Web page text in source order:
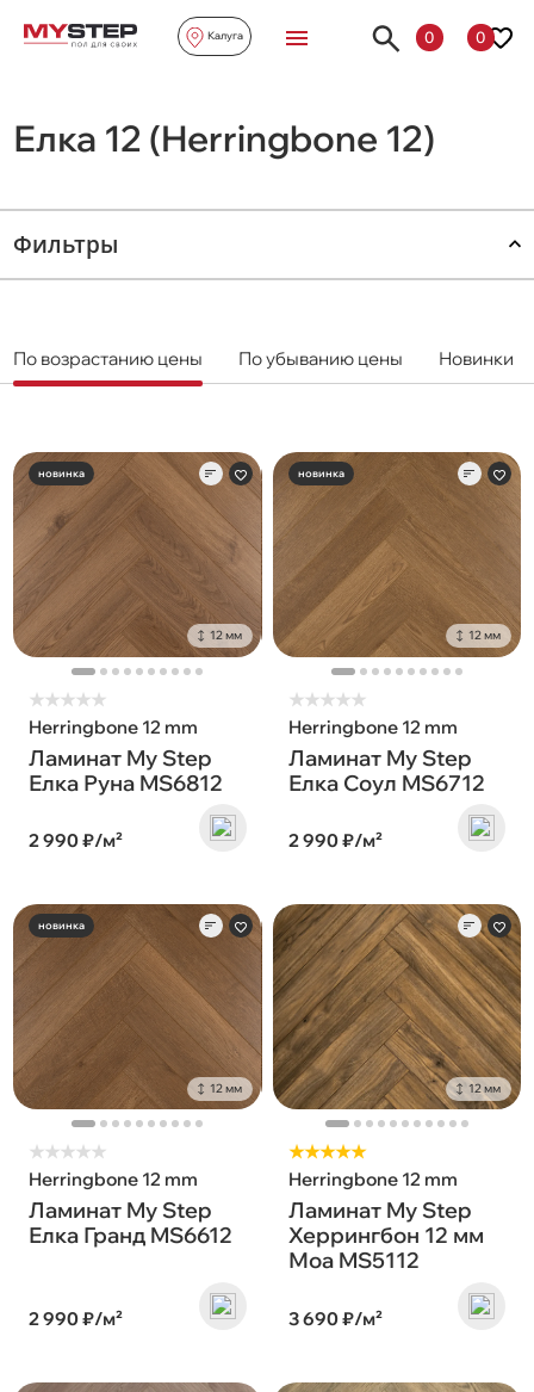
Калуга 0 0
Елка 12 (Herringbone 12)
Фильтры
По возрастанию цены По убыванию цены Новинки
новинка
12 мм
★★★★★
Herringbone 12 mm
Ламинат My Step
Елка Руна MS6812
2 990 ₽/м²
новинка
12 мм
★★★★★
Herringbone 12 mm
Ламинат My Step
Елка Соул MS6712
2 990 ₽/м²
новинка
12 мм
★★★★★
Herringbone 12 mm
Ламинат My Step
Елка Гранд MS6612
2 990 ₽/м²
12 мм
★★★★★
Herringbone 12 mm
Ламинат My Step
Херрингбон 12 мм
Моа MS5112
3 690 ₽/м²